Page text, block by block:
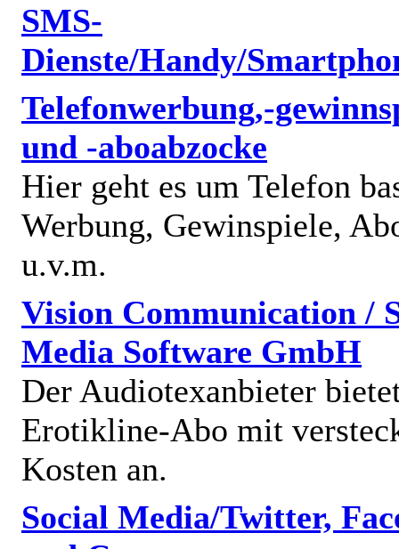
SMS-
Dienste/Handy/
Telefonwerbung,-
und -aboabzocke
Hier geht es um Telefon
Werbung, Gewinspiele,
u.v.m.
Vision Communication /
Media Software GmbH
Der Audiotexanbieter
Erotikline-Abo mit
Kosten an.
Social Media/Twitter,